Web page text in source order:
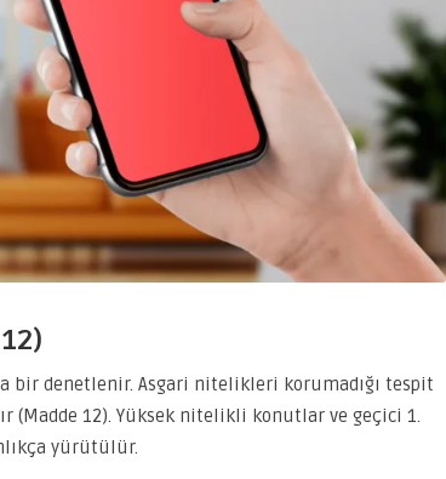
bir denetlenir. Asgari nitelikleri korumadığı tespit
(Madde 12). Yüksek nitelikli konutlar ve geçici 1.
yürütülür.